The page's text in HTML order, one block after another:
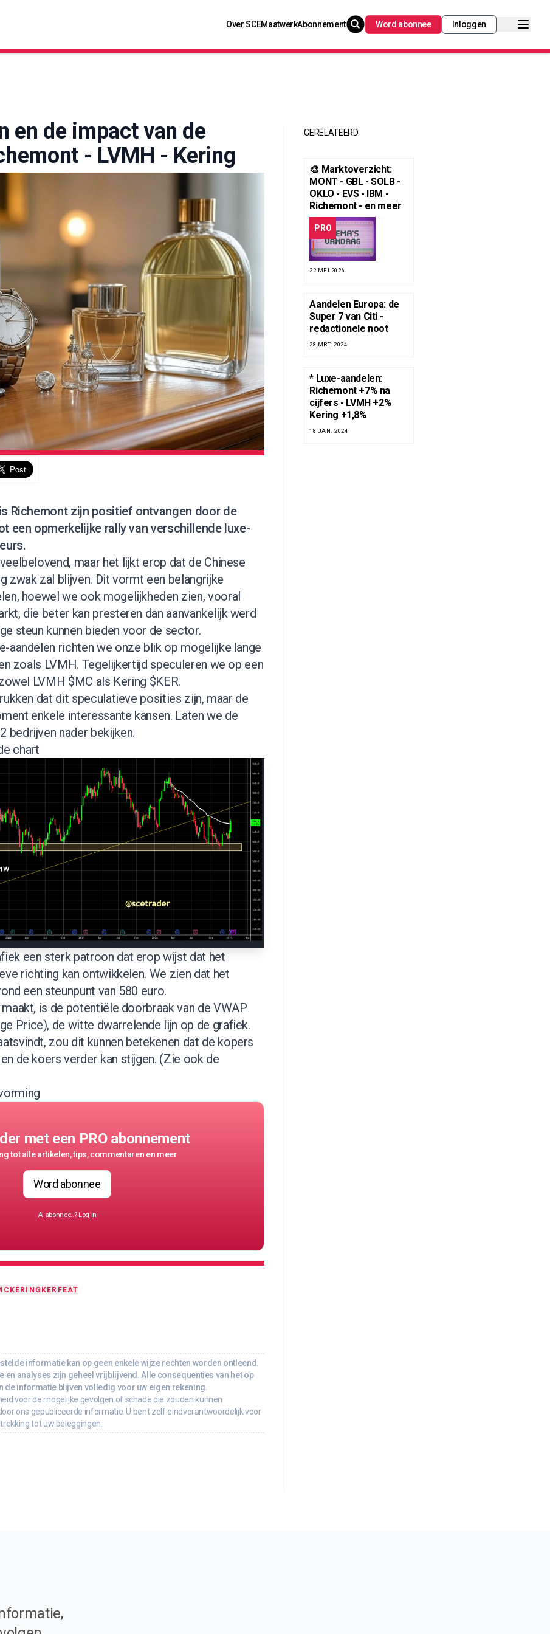
Over SCEMaatwerkAbonnement Word abonnee Inloggen
en de impact van de
- LVMH - Kering
Richemont zijn positief ontvangen door de
een opmerkelijke rally van verschillende luxe-
maar het lijkt erop dat de Chinese
zwak zal blijven. Dit vormt een belangrijke
hoewel we ook mogelijkheden zien, vooral
die beter kan presteren dan aanvankelijk werd
steun kunnen bieden voor de sector.
aandelen richten we onze blik op mogelijke lange
zoals LVMH. Tegelijkertijd speculeren we op een
LVMH $MC als Kering $KER.
dat dit speculatieve posities zijn, maar de
enkele interessante kansen. Laten we de
bedrijven nader bekijken.
chart
een sterk patroon dat erop wijst dat het
richting kan ontwikkelen. We zien dat het
een steunpunt van 580 euro.
is de potentiële doorbraak van de VWAP
Price), de witte dwarrelende lijn op de grafiek.
zou dit kunnen betekenen dat de kopers
de koers verder kan stijgen. (Zie ook de
met een PRO abonnement
tot alle artikelen, tips, commentaren en meer
Word abonnee
Al abonnee..? Log in
KERING KER FEAT
informatie kan op geen enkele wijze rechten worden ontleend.
analyses zijn geheel vrijblijvend. Alle consequenties van het op
de informatie blijven volledig voor uw eigen rekening.
voor de mogelijke gevolgen of schade die zouden kunnen
ons gepubliceerde informatie. U bent zelf eindverantwoordelijk voor
tot uw beleggingen.
GERELATEERD
🎨 Marktoverzicht:
MONT - GBL - SOLB -
OKLO - EVS - IBM -
Richemont - en meer
PRO
22 MEI 2026
Aandelen Europa: de
Super 7 van Citi -
redactionele noot
28 MRT. 2024
* Luxe-aandelen:
Richemont +7% na
cijfers - LVMH +2%
Kering +1,8%
18 JAN. 2024